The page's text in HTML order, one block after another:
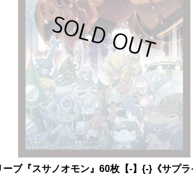
ーブ『スサノオモン』60枚【-】{-}《サプラ